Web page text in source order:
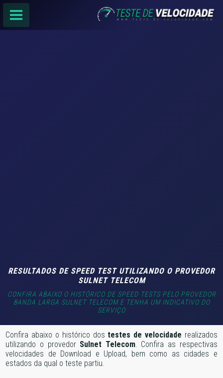
RESULTADOS DE SPEED TEST UTILIZANDO O PROVEDOR
SULNET TELECOM
CONFIRA ABAIXO O HISTÓRICO DE SPEED TESTS PELO PROVEDOR
BANDA LARGA SULNET TELECOM E TENHA UM INDICATIVO DO
SERVIÇO
Confira abaixo o histórico dos testes de velocidade realizados
utilizando o provedor Sulnet Telecom. Confira as respectivas
velocidades de Download e Upload, bem como as cidades e
estados da qual o teste partiu.